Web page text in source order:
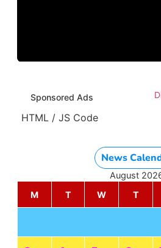
Sponsored Ads
HTML / JS Code
News
August
M
T W T